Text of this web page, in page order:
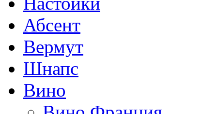
Абсент
Вермут
Шнапс
Вино